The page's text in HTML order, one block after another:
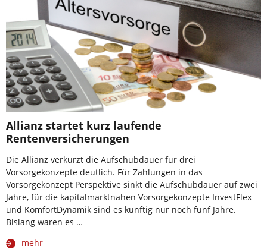
Allianz startet kurz laufende
Rentenversicherungen
Die Allianz verkürzt die Aufschubdauer für drei
Vorsorgekonzepte deutlich. Für Zahlungen in das
Vorsorgekonzept Perspektive sinkt die Aufschubdauer auf zwei
Jahre, für die kapitalmarktnahen Vorsorgekonzepte InvestFlex
und KomfortDynamik sind es künftig nur noch fünf Jahre.
Bislang waren es …
mehr